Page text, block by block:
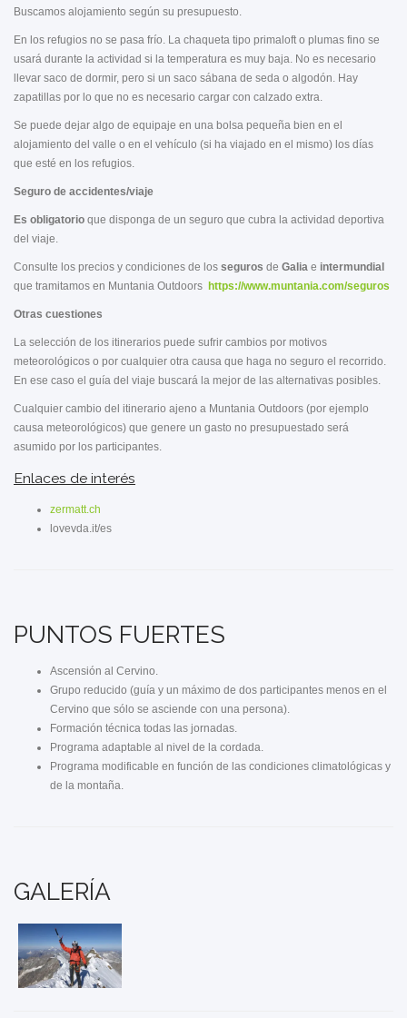
Buscamos alojamiento según su presupuesto.
En los refugios no se pasa frío. La chaqueta tipo primaloft o plumas fino se
usará durante la actividad si la temperatura es muy baja. No es necesario
llevar saco de dormir, pero si un saco sábana de seda o algodón. Hay
zapatillas por lo que no es necesario cargar con calzado extra.
Se puede dejar algo de equipaje en una bolsa pequeña bien en el
alojamiento del valle o en el vehículo (si ha viajado en el mismo) los días
que esté en los refugios.
Seguro de accidentes/viaje
Es obligatorio que disponga de un seguro que cubra la actividad deportiva
del viaje.
Consulte los precios y condiciones de los seguros de Galia e intermundial
que tramitamos en Muntania Outdoors https://www.muntania.com/seguros
Otras cuestiones
La selección de los itinerarios puede sufrir cambios por motivos
meteorológicos o por cualquier otra causa que haga no seguro el recorrido.
En ese caso el guía del viaje buscará la mejor de las alternativas posibles.
Cualquier cambio del itinerario ajeno a Muntania Outdoors (por ejemplo
causa meteorológicos) que genere un gasto no presupuestado será
asumido por los participantes.
Enlaces de interés
zermatt.ch
lovevda.it/es
PUNTOS FUERTES
Ascensión al Cervino.
Grupo reducido (guía y un máximo de dos participantes menos en el
Cervino que sólo se asciende con una persona).
Formación técnica todas las jornadas.
Programa adaptable al nivel de la cordada.
Programa modificable en función de las condiciones climatológicas y
de la montaña.
GALERÍA